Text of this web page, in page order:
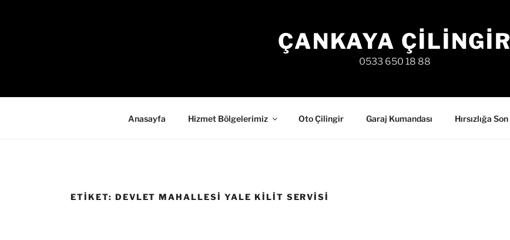
ÇANKAYA ÇILINGIR
0533 650 18 88
Anasayfa Hizmet Bölgelerimiz Oto Çilingir Garaj Kumandası Hırsızlığa Son
ETIKET: DEVLET MAHALLESI YALE KILIT SERVISI